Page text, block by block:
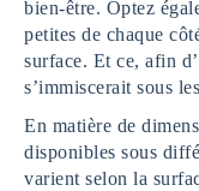
bien-être. Optez
petites de chaque
surface. Et ce, afin
s’immiscerait sous
En matière de
disponibles sous
varient selon la